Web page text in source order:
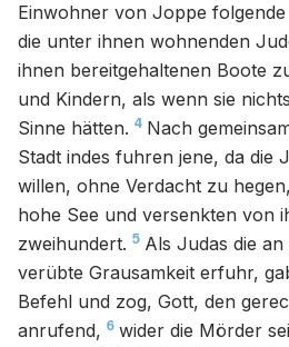
Einwohner von Joppe
die unter ihnen wohnenden
ihnen bereitgehaltenen Boote
und Kindern, als wenn sie
Sinne hätten. 4 Nach
Stadt indes fuhren jene, da die
willen, ohne Verdacht zu
hohe See und versenkten von
zweihundert. 5 Als Judas die
verübte Grausamkeit erfuhr,
Befehl und zog, Gott, den
anrufend, 6 wider die Mörder